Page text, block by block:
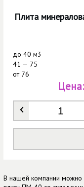
Плита
до 40 м3
41 — 75
от76
Количество
Цена:
В нашей компании можно